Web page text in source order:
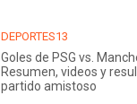
DEPORTES13
Goles de PSG vs.
Resumen, videos y
partido amistoso